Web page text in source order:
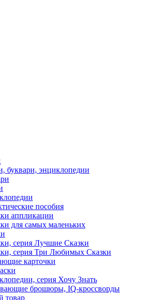
буквари, энциклопедии
пособия
аппликации
для самых маленьких
серия Лучшие Сказки
серия Три Любимых Сказки
карточки
серия Хочу Знать
брошюры, IQ-кроссворды
товар